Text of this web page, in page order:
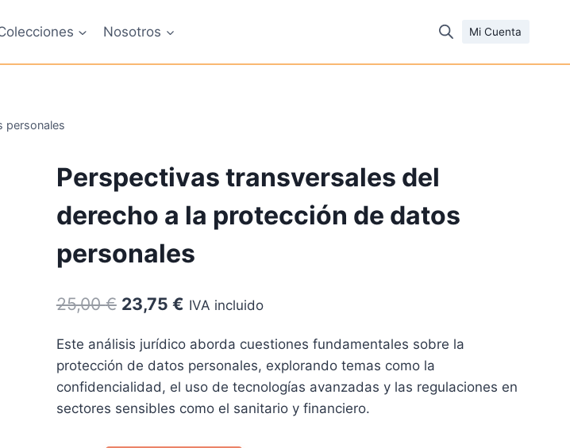
Nosotros Mi Cuenta
personales
Perspectivas transversales del
derecho a la protección de datos
personales
25,00€ El
original
era:
25,00 €.
23,75 €El
actual
es:
23,75 €.
IVA incluido
Este análisis jurídico aborda cuestiones fundamentales sobre la
protección de datos personales, explorando temas como la
confidencialidad, el uso de tecnologías avanzadas y las regulaciones en
sectores sensibles como el sanitario y financiero.